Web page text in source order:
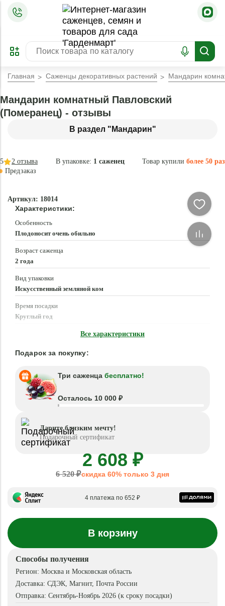
ПРЕДЗАКАЗ
ЗАБРОНИРОВАТЬ
ЛУЧШЕЕ
Главная Саженцы декоративных растений Мандарин
В раздел "Мандарин"
Мандарин комнатный Павловский
(Померанец) - отзывы
В упаковке: 1 саженец Товар купили более 50 раз
5 2 отзыва
Предзаказ
Артикул: 18014
Характеристики:
Особенность
Плодоносит очень обильно
Возраст саженца
2 года
Вид упаковки
Искусственный земляной ком
Время посадки
Круглый год
Все характеристики
Подарок за покупку:
Три саженца бесплатно!
Осталось 10 000 ₽
Дарите близким мечту!
Подарочный сертификат
2 608 ₽
6 520 ₽скидка 60% только 3 дня
4 платежа по 652 ₽
В корзину
Способы получения
Регион: Москва и Московская область
Доставка: СДЭК, Магнит, Почта России
Отправка: Сентябрь-Ноябрь 2026 (к сроку посадки)